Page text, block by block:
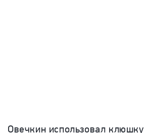
Овечкин использовал клюшку